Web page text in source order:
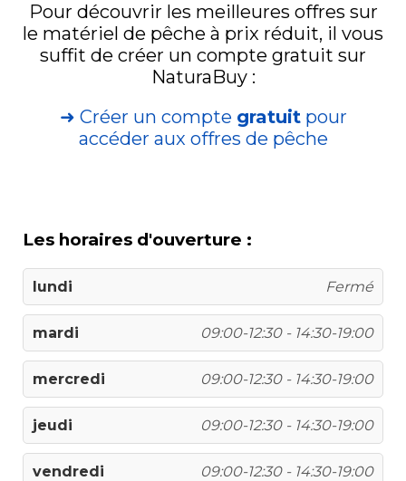
Pour découvrir les meilleures offres sur
le matériel de pêche à prix réduit, il vous
suffit de créer un compte gratuit sur
NaturaBuy :
➜ Créer un compte gratuitpour
accéder aux offres de pêche
Les horaires d'ouverture :
lundi Fermé
mardi 09:00-12:30 - 14:30-19:00
mercredi 09:00-12:30 - 14:30-19:00
jeudi 09:00-12:30 - 14:30-19:00
vendredi 09:00-12:30 - 14:30-19:00